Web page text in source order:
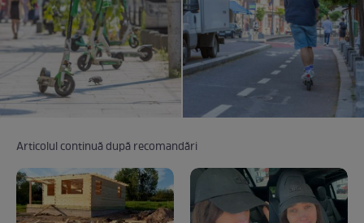
Articolul continuă după recomandări